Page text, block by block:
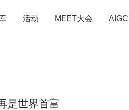
活动 MEET大会 AIGC
是世界首富